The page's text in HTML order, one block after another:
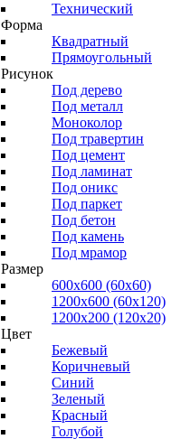
Технический
Форма
Квадратный
Прямоугольный
Рисунок
Под дерево
Под металл
Моноколор
Под травертин
Под цемент
Под ламинат
Под оникс
Под паркет
Под бетон
Под камень
Под мрамор
Размер
600х600 (60х60)
1200х600 (60х120)
1200х200 (120x20)
Цвет
Бежевый
Коричневый
Синий
Зеленый
Красный
Голубой